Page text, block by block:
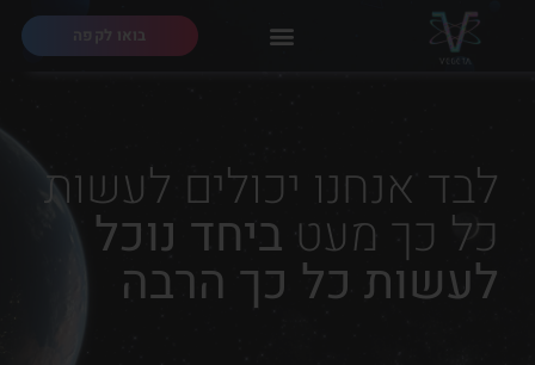
בואו לקפה
לבד אנחנו יכולים לעשות
כל כך מעט ביחד נוכל
לעשות כל כך הרבה